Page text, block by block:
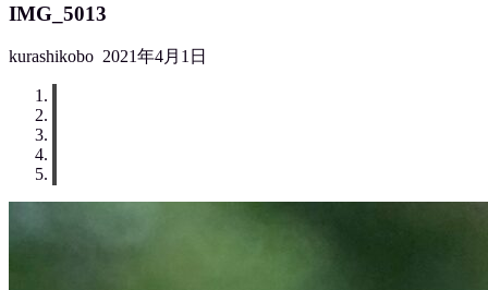
IMG_5013
kurashikobo 2021年4月1日